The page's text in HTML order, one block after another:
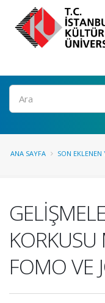
Ara
ANA SAYFA SON EKLENEN
KORKUSU
FOMO VE